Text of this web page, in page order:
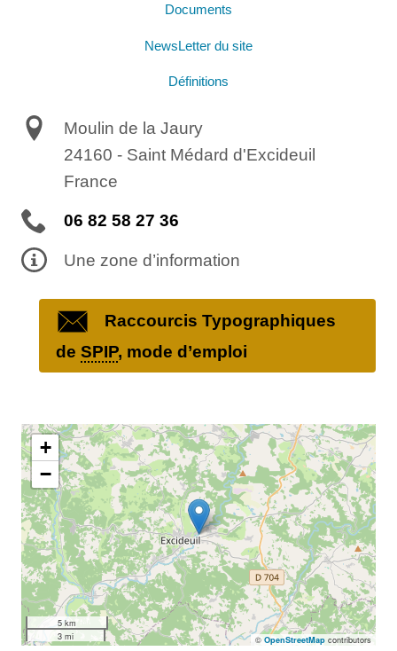
Documents
NewsLetter du site
Définitions
Moulin de la Jaury
24160 - Saint Médard d'Excideuil
France
06 82 58 27 36
Une zone d’information
Raccourcis Typographiques
de SPIP, mode d’emploi
+
−
5 km
3 mi
© OpenStreetMapcontributors